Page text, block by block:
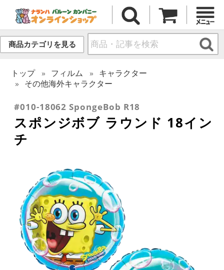
商品カテゴリを見る
トップ フィルム
キャラクター
その他海外キャラクター
#010-18062 SpongeBob R18
スポンジボブ ラウンド 18イン
チ